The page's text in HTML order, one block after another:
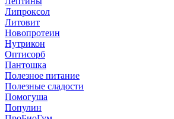
Липроксол
Литовит
Новопротеин
Нутрикон
Оптисорб
Пантошка
Полезное питание
Полезные сладости
Помогуша
Популин